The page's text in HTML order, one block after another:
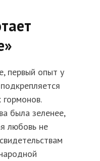
первый опыт у
была зеленее,
любовь не